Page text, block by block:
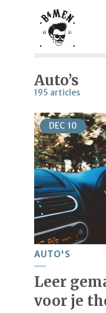
Auto’s
195 articles
DEC 10
AUTO'S
Leer
voor je